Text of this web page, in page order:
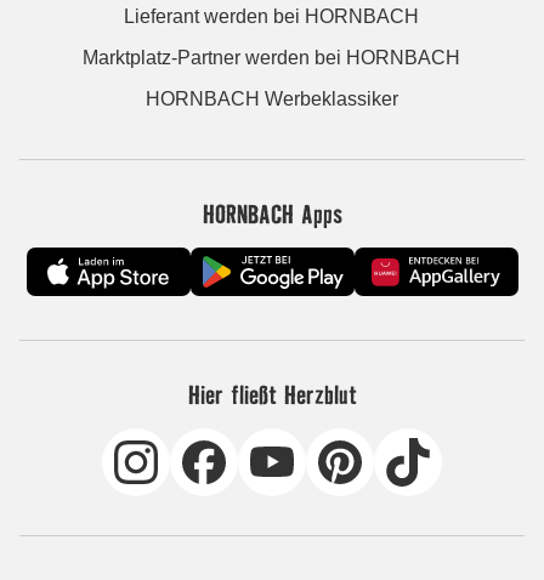
Lieferant werden bei HORNBACH
Marktplatz-Partner werden bei HORNBACH
HORNBACH Werbeklassiker
HORNBACH Apps
Hier fließt Herzblut